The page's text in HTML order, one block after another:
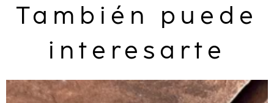
También puede
interesarte